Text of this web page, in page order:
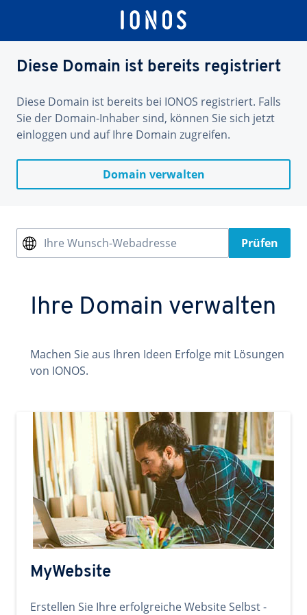
Diese Domain ist bereits registriert
Diese Domain ist bereits bei IONOS registriert. Falls
Sie der Domain-Inhaber sind, können Sie sich jetzt
einloggen und auf Ihre Domain zugreifen.
Domain verwalten
Ihre Wunsch-Webadresse Prüfen
Ihre Domain verwalten
Machen Sie aus Ihren Ideen Erfolge mit Lösungen
von IONOS.
MyWebsite
Erstellen Sie Ihre erfolgreiche Website Selbst -